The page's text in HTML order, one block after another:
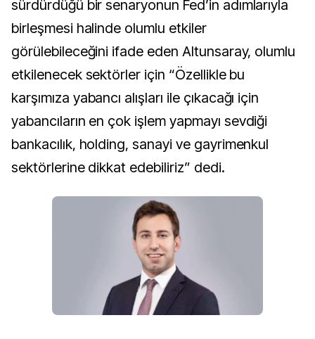
sürdürdüğü bir senaryonun Fed’in adımlarıyla
birleşmesi halinde olumlu etkiler
görülebileceğini ifade eden Altunsaray, olumlu
etkilenecek sektörler için “Özellikle bu
karşımıza yabancı alışları ile çıkacağı için
yabancıların en çok işlem yapmayı sevdiği
bankacılık, holding, sanayi ve gayrimenkul
sektörlerine dikkat edebiliriz” dedi.